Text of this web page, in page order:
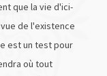
que la vie d'ici-
de l'existence
est un test pour
où tout